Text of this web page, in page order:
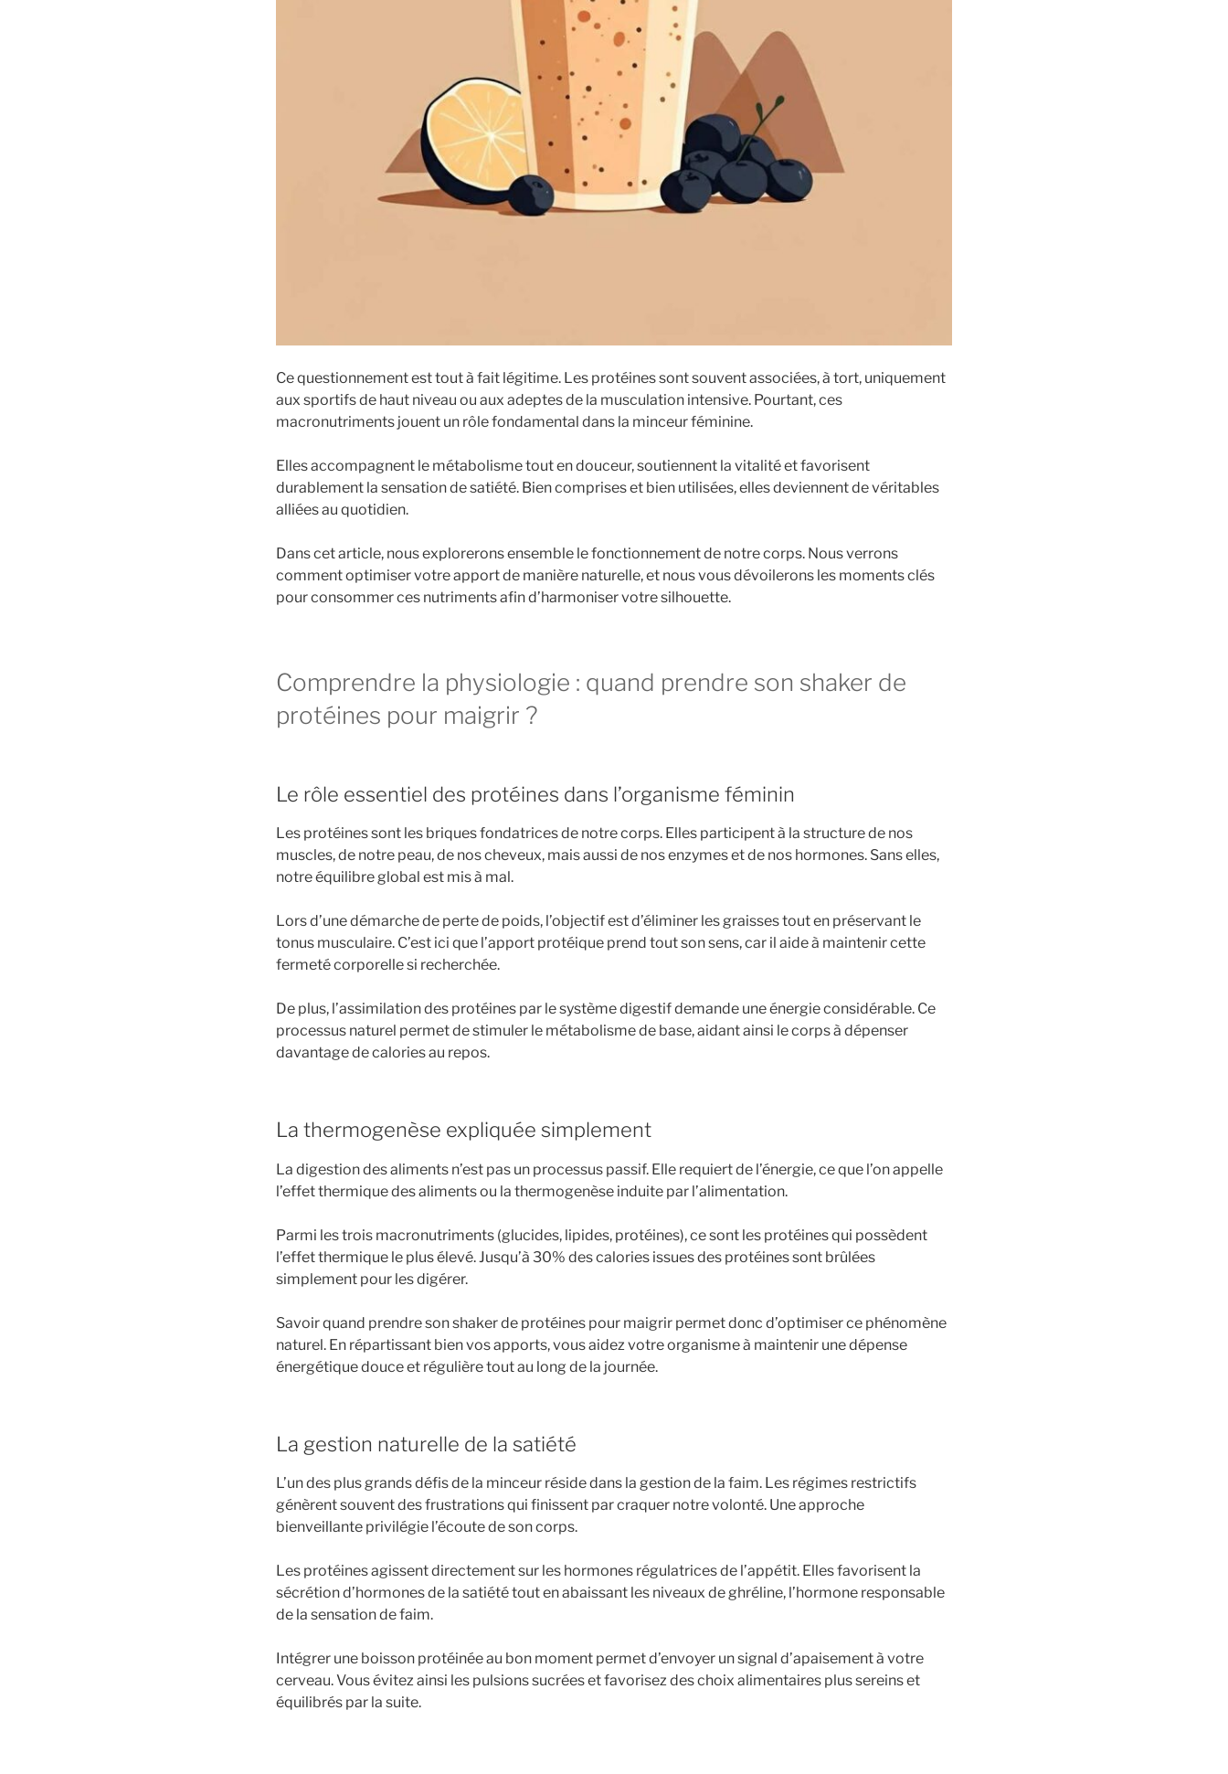
Ce questionnement est tout à fait légitime. Les protéines sont souvent associées, à tort, uniquement
aux sportifs de haut niveau ou aux adeptes de la musculation intensive. Pourtant, ces
macronutriments jouent un rôle fondamental dans la minceur féminine.
Elles accompagnent le métabolisme tout en douceur, soutiennent la vitalité et favorisent
durablement la sensation de satiété. Bien comprises et bien utilisées, elles deviennent de véritables
alliées au quotidien.
Dans cet article, nous explorerons ensemble le fonctionnement de notre corps. Nous verrons
comment optimiser votre apport de manière naturelle, et nous vous dévoilerons les moments clés
pour consommer ces nutriments afin d’harmoniser votre silhouette.
Comprendre la physiologie : quand prendre son shaker de
protéines pour maigrir ?
Le rôle essentiel des protéines dans l’organisme féminin
Les protéines sont les briques fondatrices de notre corps. Elles participent à la structure de nos
muscles, de notre peau, de nos cheveux, mais aussi de nos enzymes et de nos hormones. Sans elles,
notre équilibre global est mis à mal.
Lors d’une démarche de perte de poids, l’objectif est d’éliminer les graisses tout en préservant le
tonus musculaire. C’est ici que l’apport protéique prend tout son sens, car il aide à maintenir cette
fermeté corporelle si recherchée.
De plus, l’assimilation des protéines par le système digestif demande une énergie considérable. Ce
processus naturel permet de stimuler le métabolisme de base, aidant ainsi le corps à dépenser
davantage de calories au repos.
La thermogenèse expliquée simplement
La digestion des aliments n’est pas un processus passif. Elle requiert de l’énergie, ce que l’on appelle
l’effet thermique des aliments ou la thermogenèse induite par l’alimentation.
Parmi les trois macronutriments (glucides, lipides, protéines), ce sont les protéines qui possèdent
l’effet thermique le plus élevé. Jusqu’à 30% des calories issues des protéines sont brûlées
simplement pour les digérer.
Savoir quand prendre son shaker de protéines pour maigrir permet donc d’optimiser ce phénomène
naturel. En répartissant bien vos apports, vous aidez votre organisme à maintenir une dépense
énergétique douce et régulière tout au long de la journée.
La gestion naturelle de la satiété
L’un des plus grands défis de la minceur réside dans la gestion de la faim. Les régimes restrictifs
génèrent souvent des frustrations qui finissent par craquer notre volonté. Une approche
bienveillante privilégie l’écoute de son corps.
Les protéines agissent directement sur les hormones régulatrices de l’appétit. Elles favorisent la
sécrétion d’hormones de la satiété tout en abaissant les niveaux de ghréline, l’hormone responsable
de la sensation de faim.
Intégrer une boisson protéinée au bon moment permet d’envoyer un signal d’apaisement à votre
cerveau. Vous évitez ainsi les pulsions sucrées et favorisez des choix alimentaires plus sereins et
équilibrés par la suite.